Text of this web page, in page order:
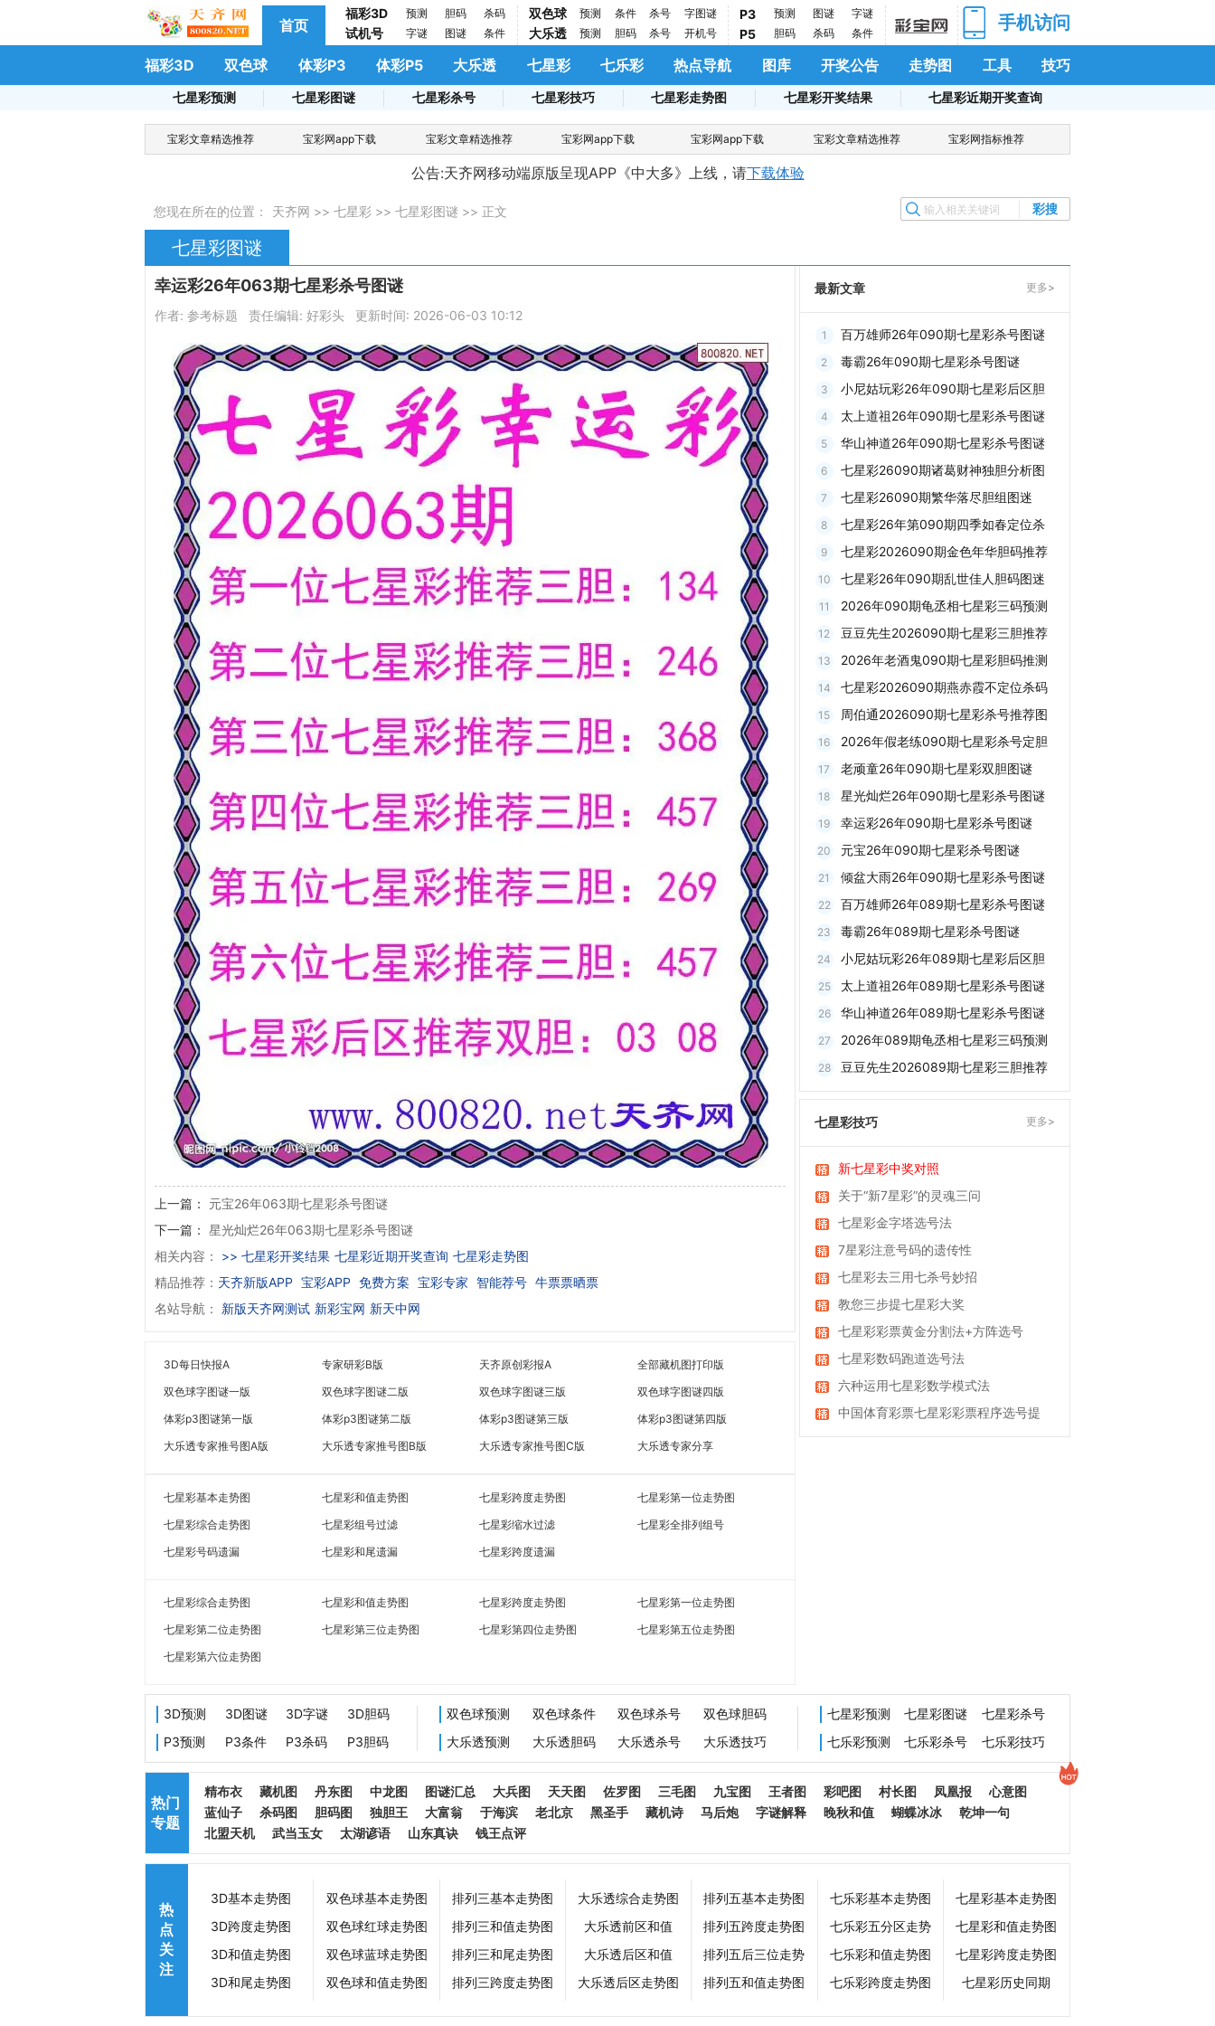
首页
福彩3D
试机号
预测
字谜
胆码
图谜
杀码
条件
双色球
大乐透
预测
预测
条件
胆码
杀号
杀号
字图谜
开机号
P3
P5
预测
胆码
图谜
杀码
字谜
条件
手机访问
手机浏览器扫码访问
手机浏览器扫码下载
福彩3D 双色球 体彩P3 体彩P5 大乐透 七星彩 七乐彩 热点导航 图库 开奖公告 走势图 工具 技巧
七星彩预测 七星彩图谜 七星彩杀号 七星彩技巧 七星彩走势图 七星彩开奖结果 七星彩近期开奖查询
宝彩文章精选推荐 宝彩网app下载 宝彩文章精选推荐 宝彩网app下载 宝彩网app下载 宝彩文章精选推荐 宝彩网指标推荐
公告:天齐网移动端原版呈现APP《中大多》上线，请下载体验
您现在所在的位置： 天齐网 >> 七星彩 >> 七星彩图谜 >> 正文 彩搜
七星彩图谜
幸运彩26年063期七星彩杀号图谜
作者: 参考标题 责任编辑: 好彩头 更新时间: 2026-06-03 10:12
上一篇： 元宝26年063期七星彩杀号图谜
下一篇： 星光灿烂26年063期七星彩杀号图谜
相关内容： >> 七星彩开奖结果 七星彩近期开奖查询 七星彩走势图
精品推荐： 天齐新版APP 宝彩APP 免费方案 宝彩专家 智能荐号 牛票票晒票
名站导航： 新版天齐网测试 新彩宝网 新天中网
3D每日快报A 专家研彩B版 天齐原创彩报A
全部藏机图打印版
双色球字图谜一版
双色球字图谜二版 双色球字图谜三版
双色球字图谜四版
体彩p3图谜第一版
体彩p3图谜第二版 体彩p3图谜第三版
体彩p3图谜第四版
大乐透专家推号图A版
大乐透专家推号图B版 大乐透专家推号图C版 大乐透专家分享
七星彩基本走势图 七星彩和值走势图 七星彩跨度走势图
七星彩第一位走势图
七星彩综合走势图
七星彩组号过滤 七星彩缩水过滤
七星彩全排列组号
七星彩号码遗漏
七星彩和尾遗漏 七星彩跨度遗漏
七星彩综合走势图 七星彩和值走势图 七星彩跨度走势图
七星彩第一位走势图
七星彩第二位走势图
七星彩第三位走势图 七星彩第四位走势图
七星彩第五位走势图
七星彩第六位走势图
最新文章 更多>
1 百万雄师26年090期七星彩杀号图谜
2 毒霸26年090期七星彩杀号图谜
3 小尼姑玩彩26年090期七星彩后区胆
4 太上道祖26年090期七星彩杀号图谜
5 华山神道26年090期七星彩杀号图谜
6 七星彩26090期诸葛财神独胆分析图
7 七星彩26090期繁华落尽胆组图迷
8 七星彩26年第090期四季如春定位杀
9 七星彩2026090期金色年华胆码推荐
10 七星彩26年090期乱世佳人胆码图迷
11 2026年090期龟丞相七星彩三码预测
12 豆豆先生2026090期七星彩三胆推荐
13 2026年老酒鬼090期七星彩胆码推测
14 七星彩2026090期燕赤霞不定位杀码
15 周伯通2026090期七星彩杀号推荐图
16 2026年假老练090期七星彩杀号定胆
17 老顽童26年090期七星彩双胆图谜
18 星光灿烂26年090期七星彩杀号图谜
19 幸运彩26年090期七星彩杀号图谜
20 元宝26年090期七星彩杀号图谜
21 倾盆大雨26年090期七星彩杀号图谜
22 百万雄师26年089期七星彩杀号图谜
23 毒霸26年089期七星彩杀号图谜
24 小尼姑玩彩26年089期七星彩后区胆
25 太上道祖26年089期七星彩杀号图谜
26 华山神道26年089期七星彩杀号图谜
27 2026年089期龟丞相七星彩三码预测
28 豆豆先生2026089期七星彩三胆推荐
七星彩技巧 更多>
新七星彩中奖对照
关于“新7星彩”的灵魂三问
七星彩金字塔选号法
7星彩注意号码的遗传性
七星彩去三用七杀号妙招
教您三步提七星彩大奖
七星彩彩票黄金分割法+方阵选号
七星彩数码跑道选号法
六种运用七星彩数学模式法
中国体育彩票七星彩彩票程序选号提
3D预测 3D图谜 3D字谜
3D胆码
P3预测
P3条件 P3杀码 P3胆码
双色球预测 双色球条件 双色球杀号
双色球胆码
大乐透预测
大乐透胆码 大乐透杀号 大乐透技巧
七星彩预测 七星彩图谜
七星彩杀号
七乐彩预测
七乐彩杀号 七乐彩技巧
热门
专题
精布衣 藏机图 丹东图 中龙图 图谜汇总 大兵图 天天图 佐罗图 三毛图 九宝图 王者图 彩吧图 村长图 凤凰报
心意图
蓝仙子
杀码图 胆码图 独胆王 大富翁 于海滨 老北京 黑圣手 藏机诗 马后炮 字谜解释 晚秋和值 蝴蝶冰冰
乾坤一句
北盟天机
武当玉女 太湖谚语 山东真诀 钱王点评
热
点
关
注
3D基本走势图
3D跨度走势图
3D和值走势图
3D和尾走势图
双色球基本走势图
双色球红球走势图
双色球蓝球走势图
双色球和值走势图
排列三基本走势图
排列三和值走势图
排列三和尾走势图
排列三跨度走势图
大乐透综合走势图
大乐透前区和值
大乐透后区和值
大乐透后区走势图
排列五基本走势图
排列五跨度走势图
排列五后三位走势
排列五和值走势图
七乐彩基本走势图
七乐彩五分区走势
七乐彩和值走势图
七乐彩跨度走势图
七星彩基本走势图
七星彩和值走势图
七星彩跨度走势图
七星彩历史同期